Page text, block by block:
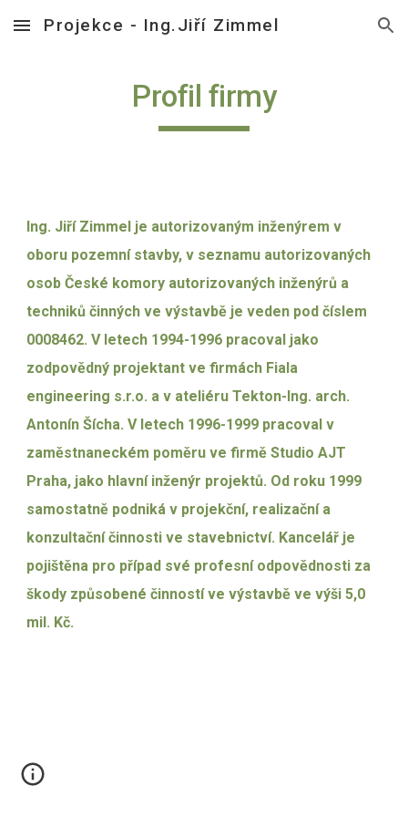
Skip to main content Skip to navigation
Projekce - Ing.Jiří Zimmel
Profil firmy
Ing. Jiří Zimmel je autorizovaným inženýrem v
oboru pozemní stavby, v seznamu autorizovaných
osob České komory autorizovaných inženýrů a
techniků činných ve výstavbě je veden pod číslem
0008462. V letech 1994-1996 pracoval jako
zodpovědný projektant ve firmách Fiala
engineering s.r.o. a v ateliéru Tekton-Ing. arch.
Antonín Šícha. V letech 1996-1999 pracoval v
zaměstnaneckém poměru ve firmě Studio AJT
Praha, jako hlavní inženýr projektů. Od roku 1999
samostatně podniká v projekční, realizační a
konzultační činnosti ve stavebnictví. Kancelář je
pojištěna pro případ své profesní odpovědnosti za
škody způsobené činností ve výstavbě ve výši 5,0
mil. Kč.